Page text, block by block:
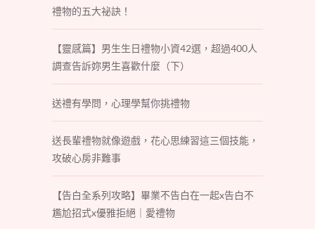
禮物的五大祕訣！
【靈感篇】男生生日禮物小資42選，超過400人
調查告訴妳男生喜歡什麼（下）
送禮有學問，心理學幫你挑禮物
送長輩禮物就像遊戲，花心思練習這三個技能，
攻破心房非難事
【告白全系列攻略】畢業不告白在一起x告白不
尷尬招式x優雅拒絕｜愛禮物